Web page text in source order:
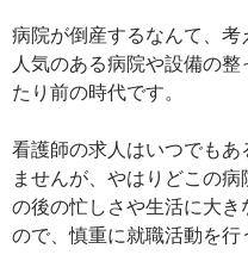
病院が倒産するなんて、考
人気のある病院や設備の
たり前の時代です。
看護師の求人はいつでもあ
ませんが、やはりどこの
の後の忙しさや生活に大
ので、慎重に就職活動を行